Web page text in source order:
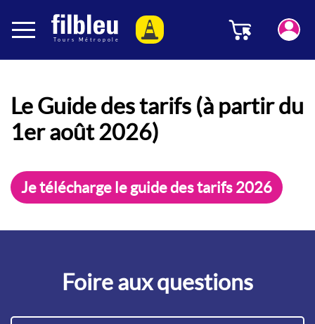
Le Guide des tarifs (à partir du
1er août 2026)
Je télécharge le guide des tarifs 2026
Foire aux questions